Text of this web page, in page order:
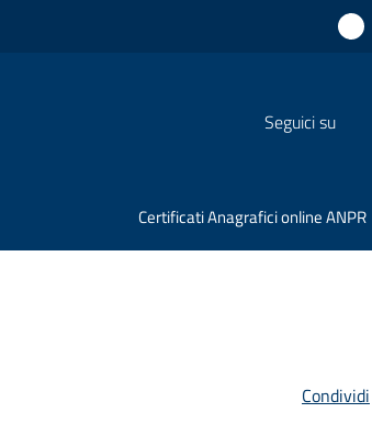
Seguici su
Certificati Anagrafici online ANPR
Condividi